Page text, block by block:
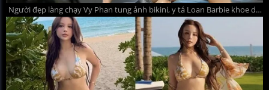
Người đẹp làng chạy Vy Phan tung ảnh bikini, y tá Loan Barbie khoe dáng nóng bỏng